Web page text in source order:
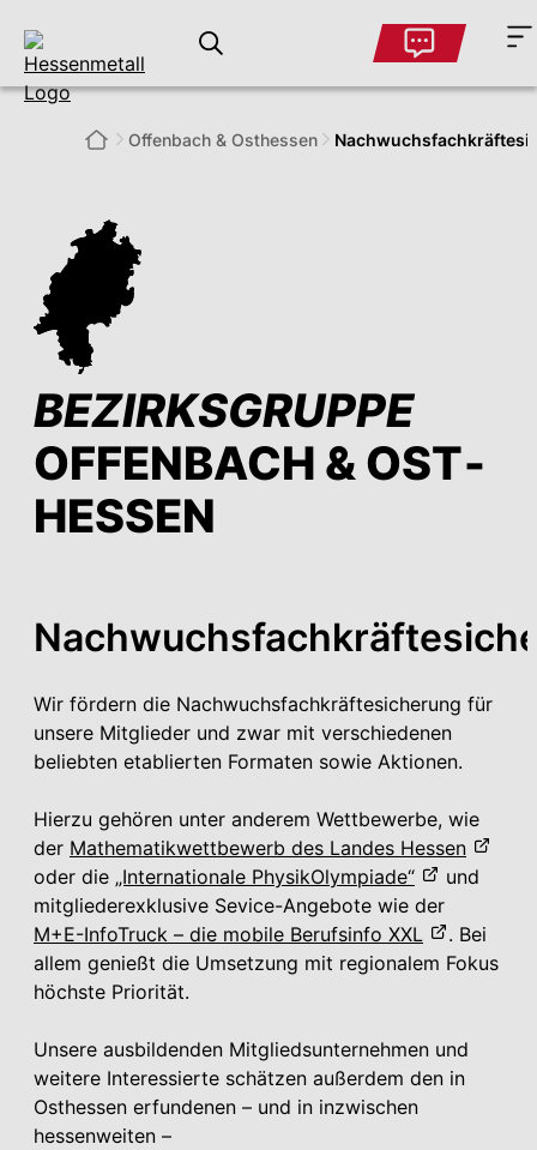
BEZIRKSGRUPPE
OFFENBACH & OST­
HESSEN
Wir fördern die Nachwuchsfachkräftesicherung für
unsere Mitglieder und zwar mit verschiedenen
beliebten etablierten Formaten sowie Aktionen.
Hierzu gehören unter anderem Wettbewerbe, wie
der Mathematikwettbewerb des Landes Hessen
oder die „Internationale PhysikOlympiade“
und
mitgliederexklusive Sevice-Angebote wie der
M+E-InfoTruck – die mobile Berufsinfo XXL
. Bei
allem genießt die Umsetzung mit regionalem Fokus
höchste Priorität.
Unsere ausbildenden Mitgliedsunternehmen und
weitere Interessierte schätzen außerdem den in
Osthessen erfundenen – und in inzwischen
hessenweiten –
Offenbach & Ost­hessen